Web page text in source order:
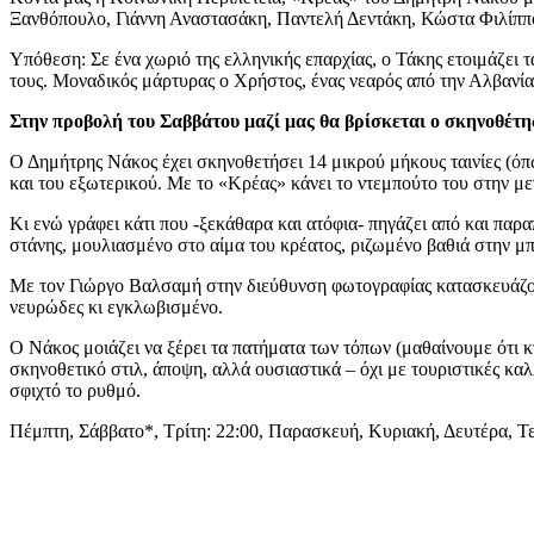
Ξανθόπουλο, Γιάννη Αναστασάκη, Παντελή Δεντάκη, Κώστα
Υπόθεση: Σε ένα χωριό της ελληνικής επαρχίας, ο Τάκης ετοιμάζει
τους. Μοναδικός μάρτυρας ο Χρήστος, ένας νεαρός από την
Στην προβολή του Σαββάτου μαζί μας θα βρίσκεται ο
Ο Δημήτρης Νάκος έχει σκηνοθετήσει 14 μικρού μήκους ταινίες
και του εξωτερικού. Με το «Κρέας» κάνει το ντεμπούτο του στην
Κι ενώ γράφει κάτι που -ξεκάθαρα και ατόφια- πηγάζει από και
στάνης, μουλιασμένο στο αίμα του κρέατος, ριζωμένο βαθιά στην
Με τον Γιώργο Βαλσαμή στην διεύθυνση φωτογραφίας
νευρώδες κι εγκλωβισμένο.
Ο Νάκος μοιάζει να ξέρει τα πατήματα των τόπων (μαθαίνουμε ότι
σκηνοθετικό στιλ, άποψη, αλλά ουσιαστικά – όχι με τουριστικές
σφιχτό το ρυθμό.
Πέμπτη, Σάββατο*, Τρίτη: 22:00, Παρασκευή, Κυριακή, Δευτέρα,